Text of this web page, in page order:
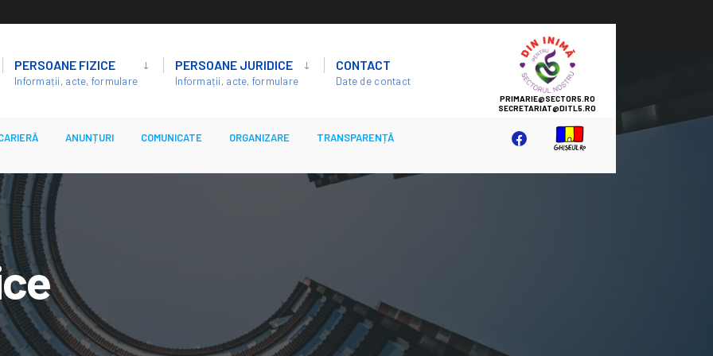
PERSOANE FIZICE
Informații, acte, formulare
PERSOANE JURIDICE
Informații, acte, formulare
CONTACT
Date de contact
SECTOR
5
ANUNȚURI COMUNICATE ORGANIZARE TRANSPARENȚĂ